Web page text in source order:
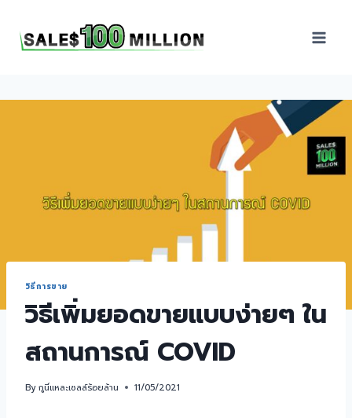
วิธีการขาย
วิธีเพิ่มยอดขายแบบง่ายๆ ใน
สถานการณ์ COVID
Byกูนี่แหละเซลล์ร้อยล้าน 11/05/2021